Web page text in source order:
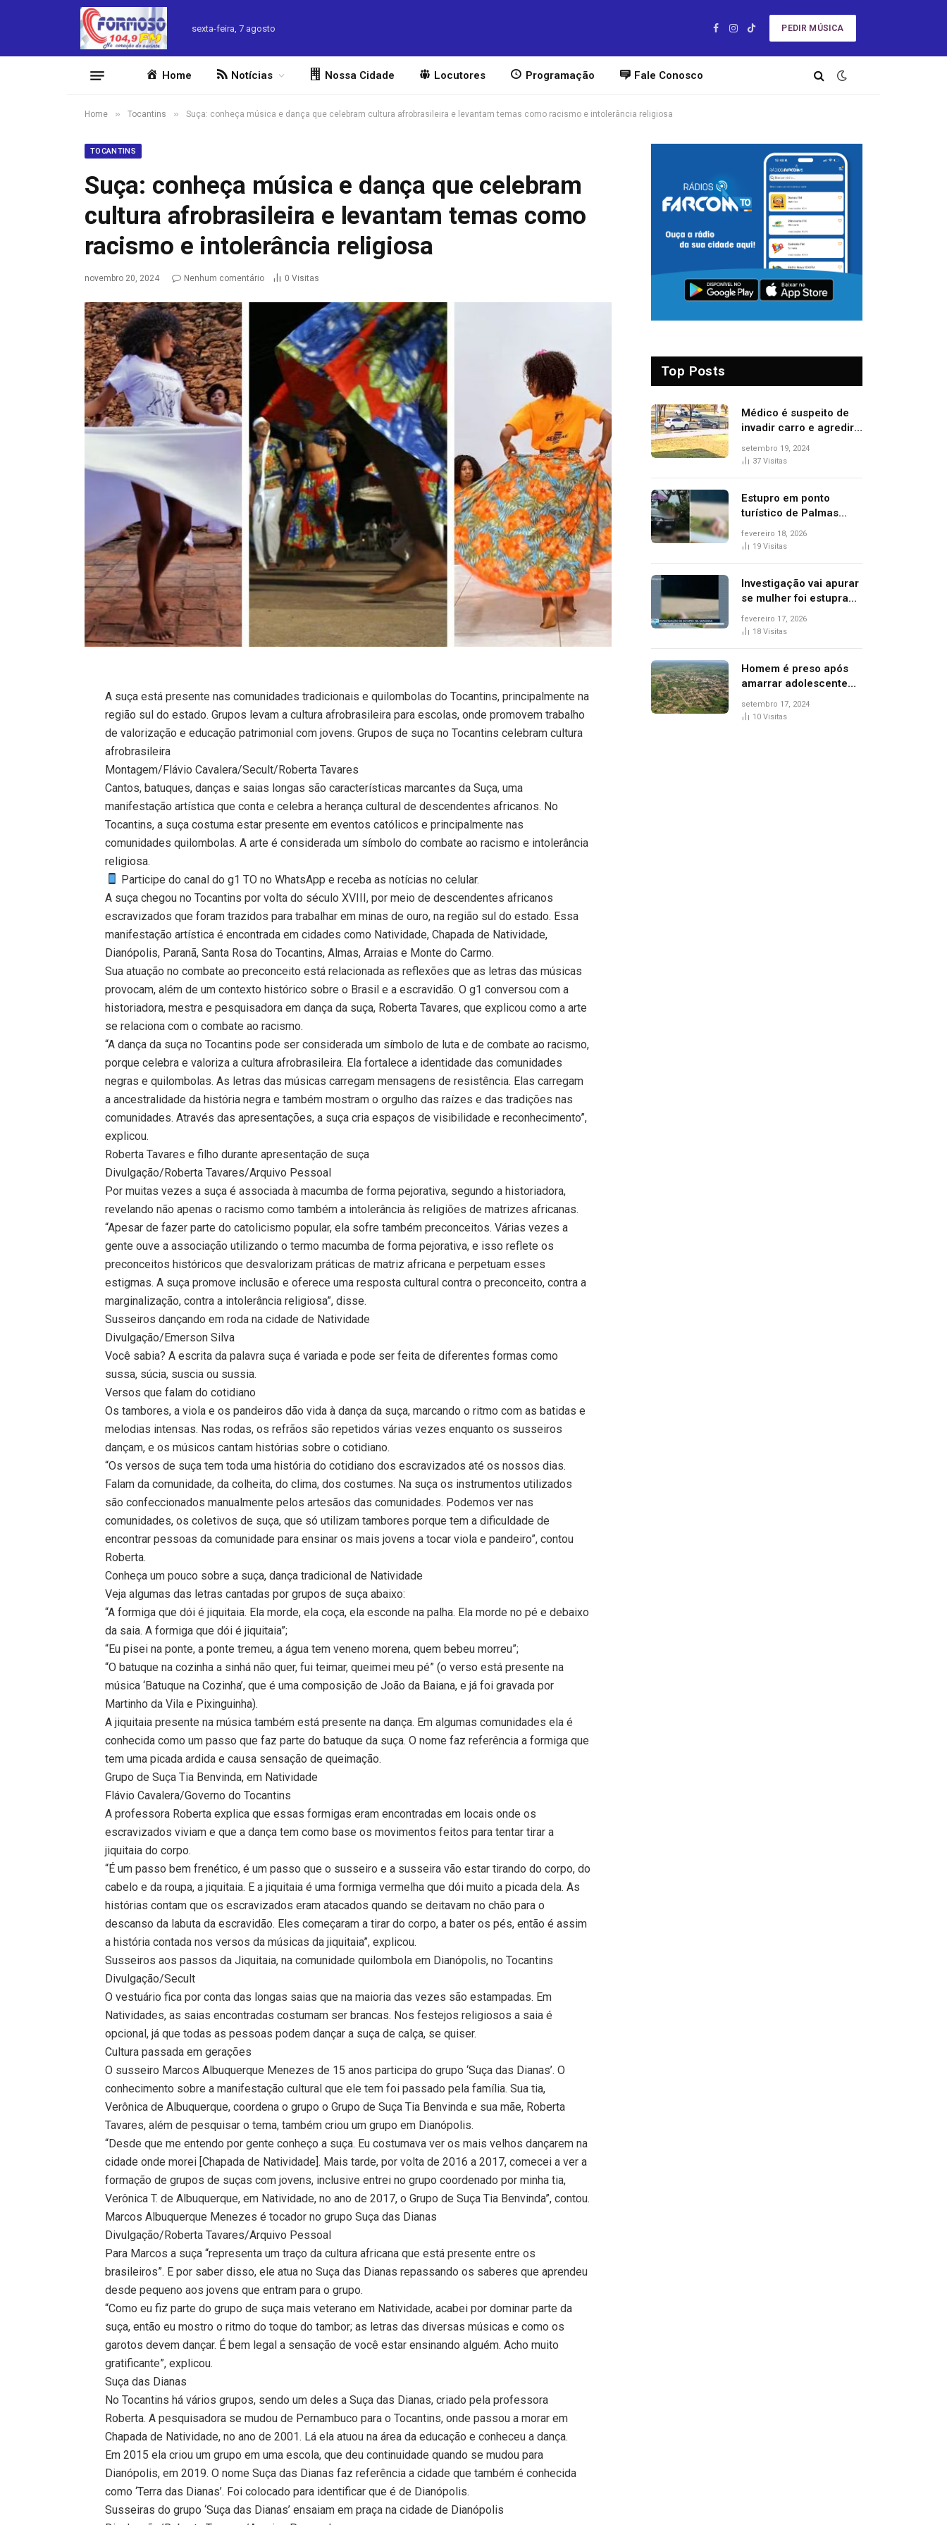
sexta-feira, 7 agosto
Facebook
Instagram
TikTok
PEDIR MÚSICA
Home Notícias Nossa Cidade Locutores Programação Fale Conosco
Home » Tocantins » Suça: conheça música e dança que celebram cultura afrobrasileira e levantam temas como racismo e intolerância religiosa
TOCANTINS
Suça: conheça música e dança que celebram
cultura afrobrasileira e levantam temas como
racismo e intolerância religiosa
novembro 20, 2024 Nenhum comentário 0 Visitas
A suça está presente nas comunidades tradicionais e quilombolas do Tocantins, principalmente na
região sul do estado. Grupos levam a cultura afrobrasileira para escolas, onde promovem trabalho
de valorização e educação patrimonial com jovens. Grupos de suça no Tocantins celebram cultura
afrobrasileira
Montagem/Flávio Cavalera/Secult/Roberta Tavares
Cantos, batuques, danças e saias longas são características marcantes da Suça, uma
manifestação artística que conta e celebra a herança cultural de descendentes africanos. No
Tocantins, a suça costuma estar presente em eventos católicos e principalmente nas
comunidades quilombolas. A arte é considerada um símbolo do combate ao racismo e intolerância
religiosa.
Participe do canal do g1 TO no WhatsApp e receba as notícias no celular.
A suça chegou no Tocantins por volta do século XVIII, por meio de descendentes africanos
escravizados que foram trazidos para trabalhar em minas de ouro, na região sul do estado. Essa
manifestação artística é encontrada em cidades como Natividade, Chapada de Natividade,
Dianópolis, Paranã, Santa Rosa do Tocantins, Almas, Arraias e Monte do Carmo.
Sua atuação no combate ao preconceito está relacionada as reflexões que as letras das músicas
provocam, além de um contexto histórico sobre o Brasil e a escravidão. O g1 conversou com a
historiadora, mestra e pesquisadora em dança da suça, Roberta Tavares, que explicou como a arte
se relaciona com o combate ao racismo.
“A dança da suça no Tocantins pode ser considerada um símbolo de luta e de combate ao racismo,
porque celebra e valoriza a cultura afrobrasileira. Ela fortalece a identidade das comunidades
negras e quilombolas. As letras das músicas carregam mensagens de resistência. Elas carregam
a ancestralidade da história negra e também mostram o orgulho das raízes e das tradições nas
comunidades. Através das apresentações, a suça cria espaços de visibilidade e reconhecimento”,
explicou.
Roberta Tavares e filho durante apresentação de suça
Divulgação/Roberta Tavares/Arquivo Pessoal
Por muitas vezes a suça é associada à macumba de forma pejorativa, segundo a historiadora,
revelando não apenas o racismo como também a intolerância às religiões de matrizes africanas.
“Apesar de fazer parte do catolicismo popular, ela sofre também preconceitos. Várias vezes a
gente ouve a associação utilizando o termo macumba de forma pejorativa, e isso reflete os
preconceitos históricos que desvalorizam práticas de matriz africana e perpetuam esses
estigmas. A suça promove inclusão e oferece uma resposta cultural contra o preconceito, contra a
marginalização, contra a intolerância religiosa”, disse.
Susseiros dançando em roda na cidade de Natividade
Divulgação/Emerson Silva
Você sabia? A escrita da palavra suça é variada e pode ser feita de diferentes formas como
sussa, súcia, suscia ou sussia.
Versos que falam do cotidiano
Os tambores, a viola e os pandeiros dão vida à dança da suça, marcando o ritmo com as batidas e
melodias intensas. Nas rodas, os refrãos são repetidos várias vezes enquanto os susseiros
dançam, e os músicos cantam histórias sobre o cotidiano.
“Os versos de suça tem toda uma história do cotidiano dos escravizados até os nossos dias.
Falam da comunidade, da colheita, do clima, dos costumes. Na suça os instrumentos utilizados
são confeccionados manualmente pelos artesãos das comunidades. Podemos ver nas
comunidades, os coletivos de suça, que só utilizam tambores porque tem a dificuldade de
encontrar pessoas da comunidade para ensinar os mais jovens a tocar viola e pandeiro”, contou
Roberta.
Conheça um pouco sobre a suça, dança tradicional de Natividade
Veja algumas das letras cantadas por grupos de suça abaixo:
“A formiga que dói é jiquitaia. Ela morde, ela coça, ela esconde na palha. Ela morde no pé e debaixo
da saia. A formiga que dói é jiquitaia”;
“Eu pisei na ponte, a ponte tremeu, a água tem veneno morena, quem bebeu morreu”;
“O batuque na cozinha a sinhá não quer, fui teimar, queimei meu pé” (o verso está presente na
música ‘Batuque na Cozinha’, que é uma composição de João da Baiana, e já foi gravada por
Martinho da Vila e Pixinguinha).
A jiquitaia presente na música também está presente na dança. Em algumas comunidades ela é
conhecida como um passo que faz parte do batuque da suça. O nome faz referência a formiga que
tem uma picada ardida e causa sensação de queimação.
Grupo de Suça Tia Benvinda, em Natividade
Flávio Cavalera/Governo do Tocantins
A professora Roberta explica que essas formigas eram encontradas em locais onde os
escravizados viviam e que a dança tem como base os movimentos feitos para tentar tirar a
jiquitaia do corpo.
“É um passo bem frenético, é um passo que o susseiro e a susseira vão estar tirando do corpo, do
cabelo e da roupa, a jiquitaia. E a jiquitaia é uma formiga vermelha que dói muito a picada dela. As
histórias contam que os escravizados eram atacados quando se deitavam no chão para o
descanso da labuta da escravidão. Eles começaram a tirar do corpo, a bater os pés, então é assim
a história contada nos versos da músicas da jiquitaia”, explicou.
Susseiros aos passos da Jiquitaia, na comunidade quilombola em Dianópolis, no Tocantins
Divulgação/Secult
O vestuário fica por conta das longas saias que na maioria das vezes são estampadas. Em
Natividades, as saias encontradas costumam ser brancas. Nos festejos religiosos a saia é
opcional, já que todas as pessoas podem dançar a suça de calça, se quiser.
Cultura passada em gerações
O susseiro Marcos Albuquerque Menezes de 15 anos participa do grupo ‘Suça das Dianas’. O
conhecimento sobre a manifestação cultural que ele tem foi passado pela família. Sua tia,
Verônica de Albuquerque, coordena o grupo o Grupo de Suça Tia Benvinda e sua mãe, Roberta
Tavares, além de pesquisar o tema, também criou um grupo em Dianópolis.
“Desde que me entendo por gente conheço a suça. Eu costumava ver os mais velhos dançarem na
cidade onde morei [Chapada de Natividade]. Mais tarde, por volta de 2016 a 2017, comecei a ver a
formação de grupos de suças com jovens, inclusive entrei no grupo coordenado por minha tia,
Verônica T. de Albuquerque, em Natividade, no ano de 2017, o Grupo de Suça Tia Benvinda”, contou.
Marcos Albuquerque Menezes é tocador no grupo Suça das Dianas
Divulgação/Roberta Tavares/Arquivo Pessoal
Para Marcos a suça “representa um traço da cultura africana que está presente entre os
brasileiros”. E por saber disso, ele atua no Suça das Dianas repassando os saberes que aprendeu
desde pequeno aos jovens que entram para o grupo.
“Como eu fiz parte do grupo de suça mais veterano em Natividade, acabei por dominar parte da
suça, então eu mostro o ritmo do toque do tambor; as letras das diversas músicas e como os
garotos devem dançar. É bem legal a sensação de você estar ensinando alguém. Acho muito
gratificante”, explicou.
Suça das Dianas
No Tocantins há vários grupos, sendo um deles a Suça das Dianas, criado pela professora
Roberta. A pesquisadora se mudou de Pernambuco para o Tocantins, onde passou a morar em
Chapada de Natividade, no ano de 2001. Lá ela atuou na área da educação e conheceu a dança.
Em 2015 ela criou um grupo em uma escola, que deu continuidade quando se mudou para
Dianópolis, em 2019. O nome Suça das Dianas faz referência a cidade que também é conhecida
como ‘Terra das Dianas’. Foi colocado para identificar que é de Dianópolis.
Susseiras do grupo ‘Suça das Dianas’ ensaiam em praça na cidade de Dianópolis
Top Posts
Médico é suspeito de
invadir carro e agredir
delegado aposentado
durante confusão no
setembro 19, 2024
37 Visitas
Estupro em ponto
turístico de Palmas
ocorreu em frente à
viatura e base de
fevereiro 18, 2026
19 Visitas
Investigação vai apurar
se mulher foi estuprada
na frente de base da
Guarda Metropolitana
fevereiro 17, 2026
18 Visitas
Homem é preso após
amarrar adolescente
suspeito de furto em
estaca de cerca e
setembro 17, 2024
10 Visitas